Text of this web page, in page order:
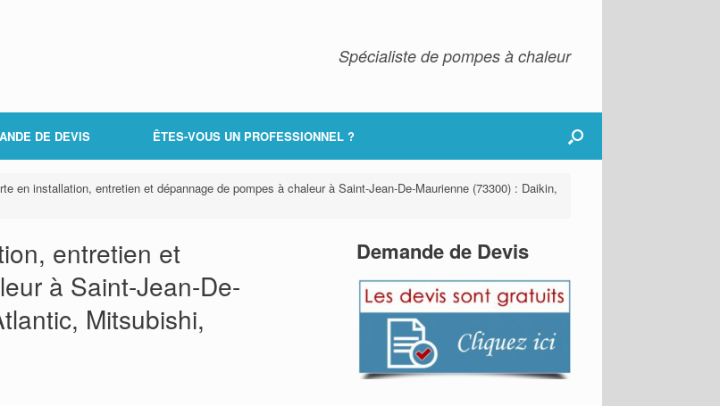
Spécialiste de pompes à chaleur
DE DEVIS ÊTES-VOUS UN PROFESSIONNEL ?
en installation, entretien et dépannage de pompes à chaleur à Saint-Jean-De-Maurienne (73300) : Daikin,
entretien et
à Saint-Jean-De-
Mitsubishi,
Demande de Devis